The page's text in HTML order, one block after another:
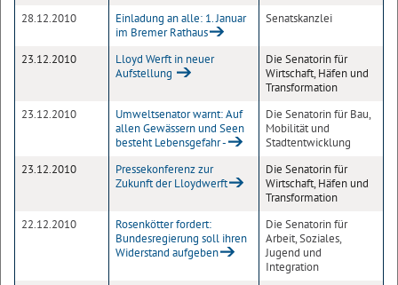
28.12.2010
Einladung an alle: 1. Januar
im Bremer Rathaus
Senatskanzlei
23.12.2010
Lloyd Werft in neuer
Aufstellung
Die Senatorin für
Wirtschaft, Häfen und
Transformation
23.12.2010
Umweltsenator warnt: Auf
allen Gewässern und Seen
besteht Lebensgefahr -
Die Senatorin für Bau,
Mobilität und
Stadtentwicklung
23.12.2010
Pressekonferenz zur
Zukunft der Lloydwerft
Die Senatorin für
Wirtschaft, Häfen und
Transformation
22.12.2010
Rosenkötter fordert:
Bundesregierung soll ihren
Widerstand aufgeben
Die Senatorin für
Arbeit, Soziales,
Jugend und
Integration